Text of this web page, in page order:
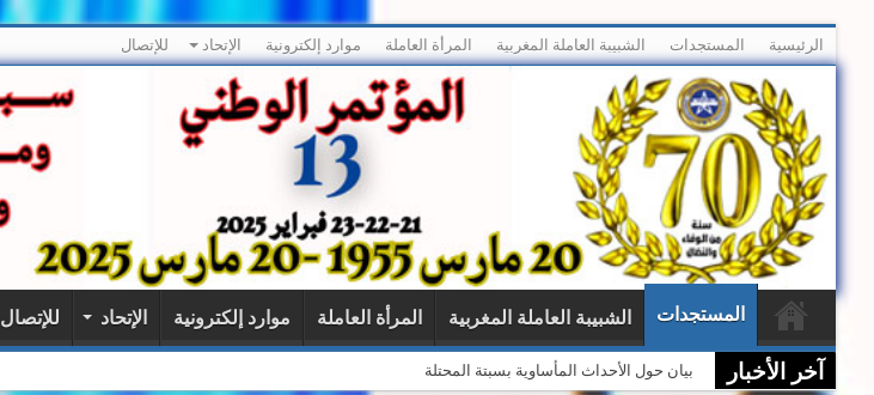
الرئيسية المستجدات الشبيبة العاملة المغربية المرأة العاملة موارد إلكترونية الإتحاد للإتصال
المستجدات الشبيبة العاملة المغربية المرأة العاملة موارد إلكترونية الإتحاد للإتصال
آخر الأخبار الاتحاد المغربي للشغل بالناظور يحتضن حفلاً تكريمياً على شرف أعوان الحراسة والنظافة بالقاعات الرياضية